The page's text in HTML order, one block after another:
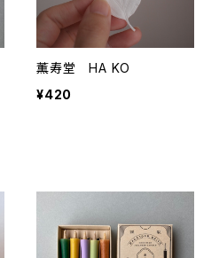
薫寿堂 HA KO
¥420